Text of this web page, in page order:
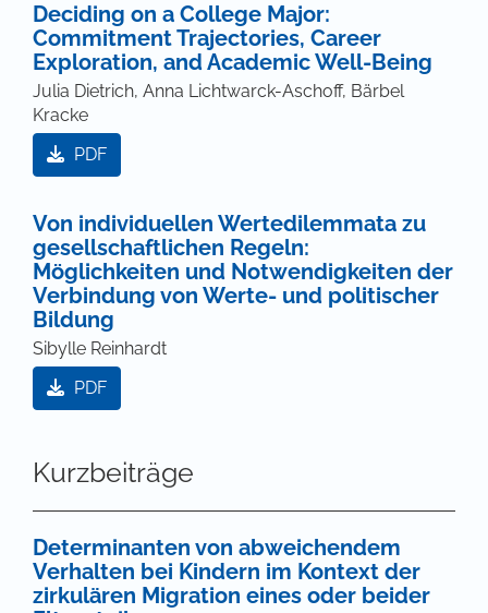
Deciding on a College Major:
Commitment Trajectories, Career
Exploration, and Academic Well-Being
Julia Dietrich, Anna Lichtwarck-Aschoff, Bärbel
Kracke
PDF
Von individuellen Wertedilemmata zu
gesellschaftlichen Regeln:
Möglichkeiten und Notwendigkeiten der
Verbindung von Werte- und politischer
Bildung
Sibylle Reinhardt
PDF
Kurzbeiträge
Determinanten von abweichendem
Verhalten bei Kindern im Kontext der
zirkulären Migration eines oder beider